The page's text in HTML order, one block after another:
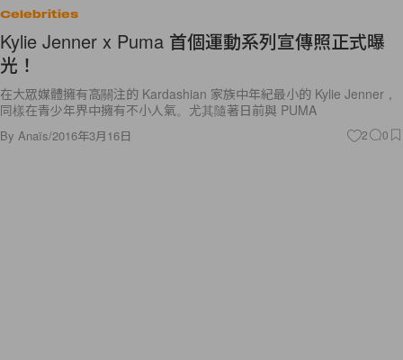
Celebrities
Kylie Jenner x Puma 首個運動系列宣傳照正式曝
光！
在大眾媒體擁有高關注的 Kardashian 家族中年紀最小的 Kylie Jenner，
同樣在青少年界中擁有不小人氣。尤其隨著日前與 PUMA
By Anaïs/2016年3月16日 2 0